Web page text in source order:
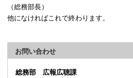
（総務部長）
他になければこれで終わります。
お問い合わせ
総務部 広報広聴課